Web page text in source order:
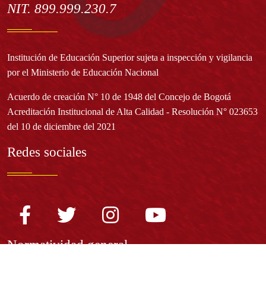
NIT. 899.999.230.7
Institución de Educación Superior sujeta a inspección y vigilancia
por el Ministerio de Educación Nacional
Acuerdo de creación N° 10 de 1948 del Concejo de Bogotá
Acreditación Institucional de Alta Calidad - Resolución N° 023653
del 10 de diciembre del 2021
Redes sociales
Normatividad general